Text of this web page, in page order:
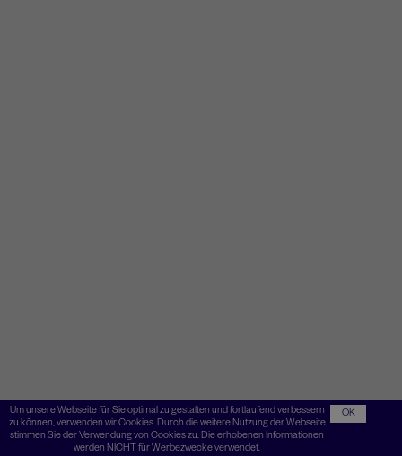
Um unsere Webseite für Sie optimal zu gestalten und fortlaufend verbessern
zu können, verwenden wir Cookies. Durch die weitere Nutzung der Webseite
stimmen Sie der Verwendung von Cookies zu. Die erhobenen Informationen
werden NICHT für Werbezwecke verwendet.
OK